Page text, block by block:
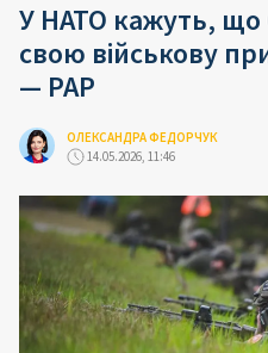
У НАТО кажуть,
свою військову
— РАР
ОЛЕКСАНДРА ФЕДОРЧУК
14.05.2026, 11:46